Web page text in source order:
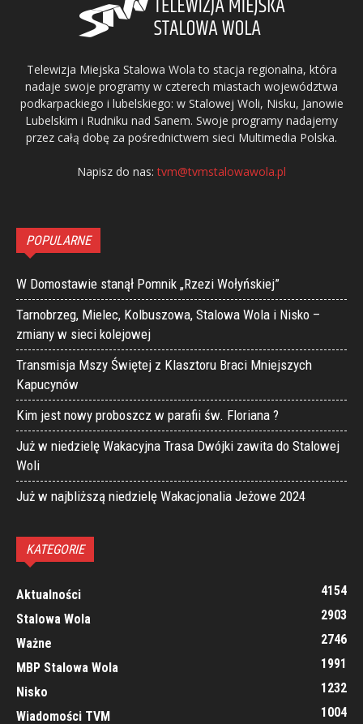
Telewizja Miejska Stalowa Wola to stacja regionalna, która
nadaje swoje programy w czterech miastach województwa
podkarpackiego i lubelskiego: w Stalowej Woli, Nisku, Janowie
Lubelskim i Rudniku nad Sanem. Swoje programy nadajemy
przez całą dobę za pośrednictwem sieci Multimedia Polska.
Napisz do nas:tvm@tvmstalowawola.pl
POPULARNE
W Domostawie stanął Pomnik „Rzezi Wołyńskiej”
Tarnobrzeg, Mielec, Kolbuszowa, Stalowa Wola i Nisko –
zmiany w sieci kolejowej
Transmisja Mszy Świętej z Klasztoru Braci Mniejszych
Kapucynów
Kim jest nowy proboszcz w parafii św. Floriana ?
Już w niedzielę Wakacyjna Trasa Dwójki zawita do Stalowej
Woli
Już w najbliższą niedzielę Wakacjonalia Jeżowe 2024
KATEGORIE
Aktualności
4154
Stalowa Wola
2903
Ważne
2746
MBP Stalowa Wola
1991
Nisko
1232
Wiadomości TVM
1004